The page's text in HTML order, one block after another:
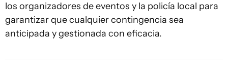
los organizadores de eventos y la policía local para
garantizar que cualquier contingencia sea
anticipada y gestionada con eficacia.